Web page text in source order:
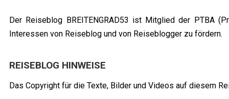
Der Reiseblog BREITENGRAD53 ist Mitglied der PTBA
Interessen von Reiseblog und von Reiseblogger zu fördern.
REISEBLOG HINWEISE
Das Copyright für die Texte, Bilder und Videos auf diesem